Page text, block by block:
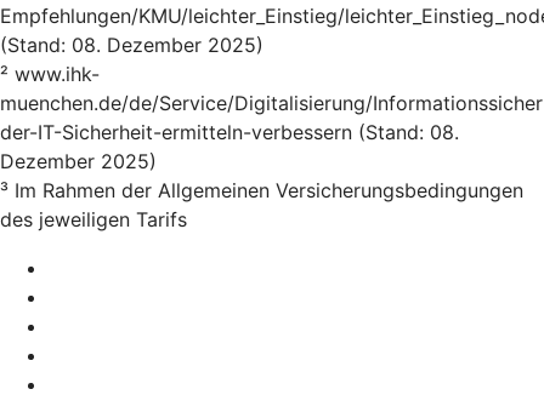
Empfehlungen/KMU/leichter_Einstieg/
(Stand: 08. Dezember 2025)
² www.ihk-
muenchen.de/de/Service/Digitalisierung/
der-IT-Sicherheit-ermitteln-verbessern (Stand: 08.
Dezember 2025)
³ Im Rahmen der Allgemeinen Versicherungsbedingungen
des jeweiligen Tarifs